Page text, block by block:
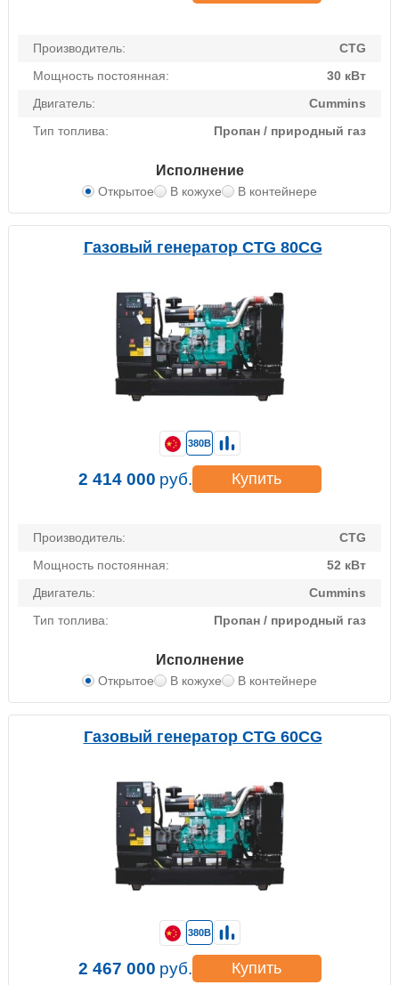
Производитель:
CTG
Мощность постоянная:
30 кВт
Двигатель:
Cummins
Тип топлива:
Пропан / природный газ
Исполнение
Открытое В кожухе В контейнере
Газовый генератор CTG 80CG
Производитель:
CTG
Мощность постоянная:
52 кВт
Двигатель:
Cummins
Тип топлива:
Пропан / природный газ
Исполнение
Открытое В кожухе В контейнере
380В
2 414 000 руб. Купить
Газовый генератор CTG 60CG
380В
2 467 000 руб. Купить